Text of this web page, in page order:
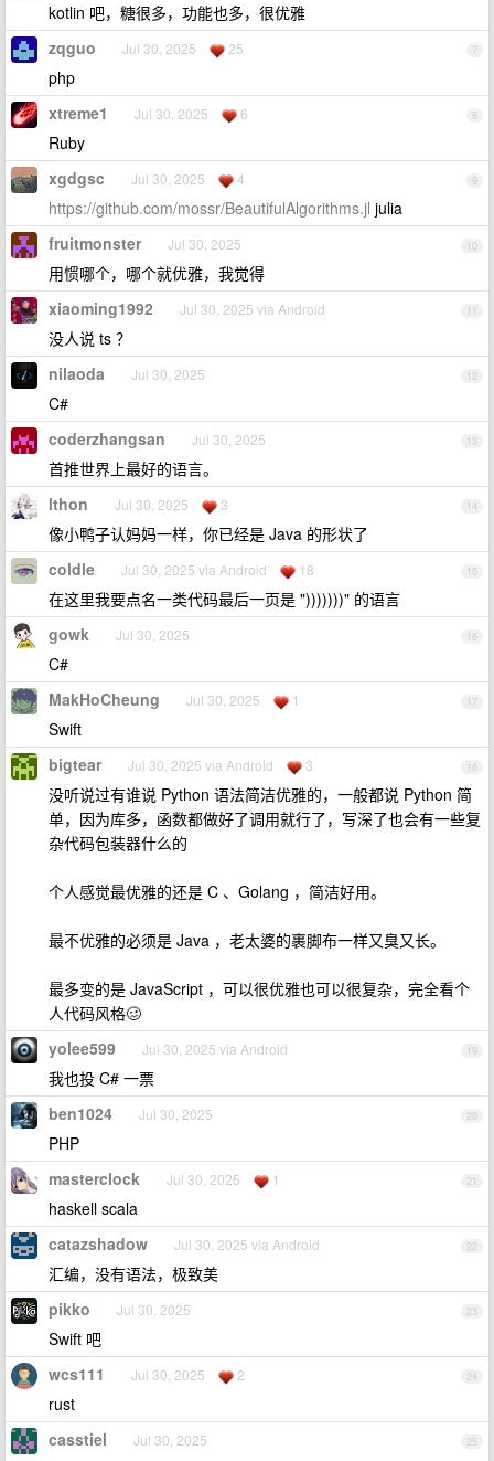
kotlin 吧，糖很多，功能也多，很优雅
7
zqguo Jul 30, 2025 25
php
8
xtreme1 Jul 30, 2025 6
Ruby
9
xgdgsc Jul 30, 2025 4
https://github.com/mossr/BeautifulAlgorithms.jl julia
10
fruitmonster Jul 30, 2025
用惯哪个，哪个就优雅，我觉得
11
xiaoming1992 Jul 30, 2025 via Android
没人说 ts ？
12
nilaoda Jul 30, 2025
C#
13
coderzhangsan Jul 30, 2025
首推世界上最好的语言。
14
lthon Jul 30, 2025 3
像小鸭子认妈妈一样，你已经是 Java 的形状了
15
coldle Jul 30, 2025 via Android 18
在这里我要点名一类代码最后一页是 ")))))))" 的语言
16
gowk Jul 30, 2025
C#
17
MakHoCheung Jul 30, 2025 1
Swift
18
bigtear Jul 30, 2025 via Android 3
没听说过有谁说 Python 语法简洁优雅的，一般都说 Python 简
单，因为库多，函数都做好了调用就行了，写深了也会有一些复
杂代码包装器什么的
个人感觉最优雅的还是 C 、Golang ，简洁好用。
最不优雅的必须是 Java ，老太婆的裹脚布一样又臭又长。
最多变的是 JavaScript ，可以很优雅也可以很复杂，完全看个
人代码风格🥴
19
yolee599 Jul 30, 2025 via Android
我也投 C# 一票
20
ben1024 Jul 30, 2025
PHP
21
masterclock Jul 30, 2025 1
haskell scala
22
catazshadow Jul 30, 2025 via Android
汇编，没有语法，极致美
23
pikko Jul 30, 2025
Swift 吧
24
wcs111 Jul 30, 2025 2
rust
25
casstiel Jul 30, 2025